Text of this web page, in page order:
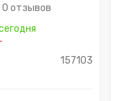
0 отзывов
157103